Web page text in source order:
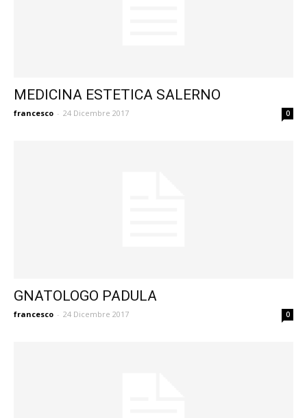
MEDICINA ESTETICA SALERNO
francesco - 24 Dicembre 2017 0
GNATOLOGO PADULA
francesco - 24 Dicembre 2017 0